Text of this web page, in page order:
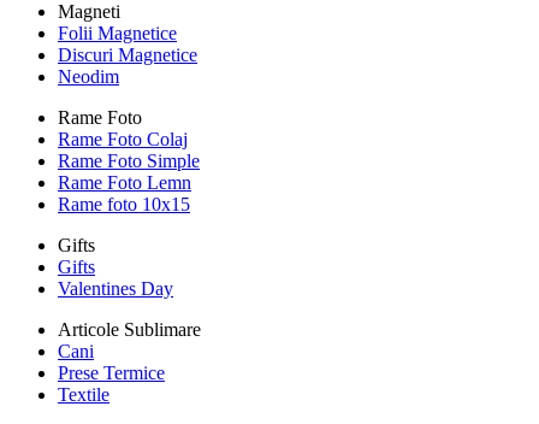
Magneti
Folii Magnetice
Discuri Magnetice
Neodim
Rame Foto
Rame Foto Colaj
Rame Foto Simple
Rame Foto Lemn
Rame foto 10x15
Gifts
Gifts
Valentines Day
Articole Sublimare
Cani
Prese Termice
Textile